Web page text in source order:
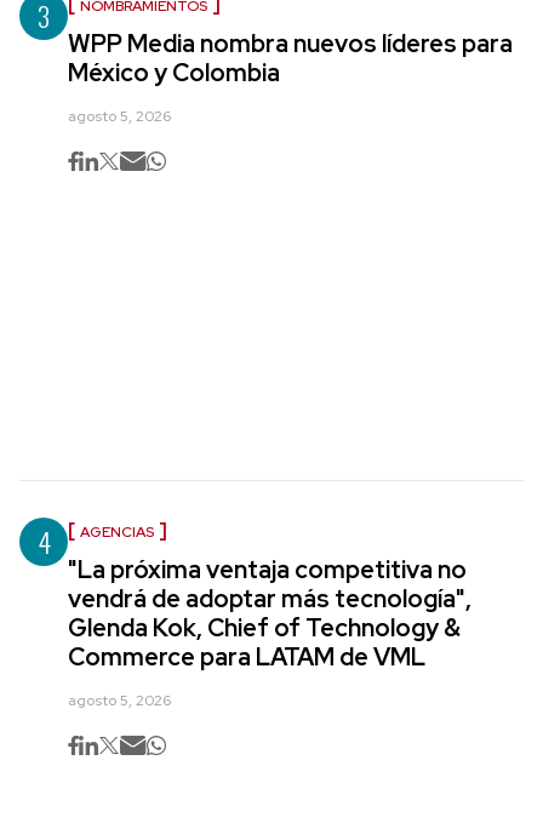
3 NOMBRAMIENTOS
WPP Media nombra nuevos líderes para
México y Colombia
agosto 5, 2026
4 AGENCIAS
"La próxima ventaja competitiva no
vendrá de adoptar más tecnología",
Glenda Kok, Chief of Technology &
Commerce para LATAM de VML
agosto 5, 2026